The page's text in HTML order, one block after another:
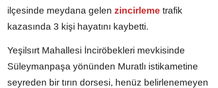
ilçesinde meydana gelen zincirleme trafik
kazasında 3 kişi hayatını kaybetti.
Yeşilsırt Mahallesi İnciröbekleri mevkisinde
Süleymanpaşa yönünden Muratlı istikametine
seyreden bir tırın dorsesi, henüz belirlenemeyen